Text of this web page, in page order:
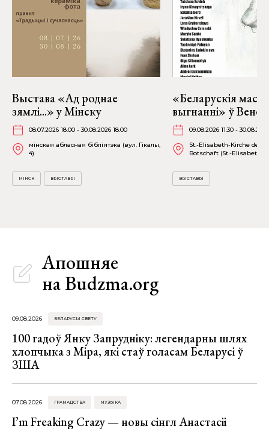
Выстава «Ад роднае
зямлі...» у Мінску
08.07.2026 18:00 - 30.08.2026 18:00
мінская абласная бібліятэка (вул. Гікалы,
4)
МІНСК ВЫСТАВЫ
«Беларускія
выгнанні» ў Вене
09.08.2026 11:30 -
St.-Elisabeth-Kirche der
Botschaft (St.-
ВЫСТАВЫ
Апошняе
на Budzma.org
09.08.2026 БЕЛАРУСЫ СВЕТУ
100 гадоў Янку Запрудніку: легендарны шлях
хлопчыка з Міра, які стаў голасам Беларусі ў
ЗША
07.08.2026 ГРАМАДСТВА МУЗЫКА
I’m Freaking Crazy — новы сінгл Анастасіі